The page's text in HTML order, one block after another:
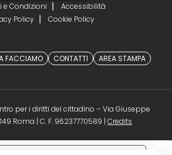
e Condizioni
Accessibilità
Policy
Cookie Policy
FACCIAMO CONTATTI AREA STAMPA
per i diritti del cittadino – Via Giuseppe
Roma | C. F. 96237770589 | Credits